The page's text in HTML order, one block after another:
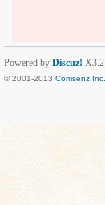
Powered by Discuz! X3.2
© 2001-2013 Comsenz Inc.